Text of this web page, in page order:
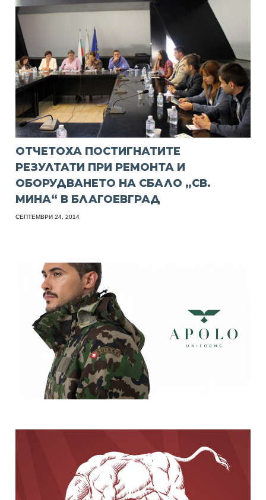
ОТЧЕТОХА ПОСТИГНАТИТЕ
РЕЗУЛТАТИ ПРИ РЕМОНТА И
ОБОРУДВАНЕТО НА СБАЛО „СВ.
МИНА“ В БЛАГОЕВГРАД
СЕПТЕМВРИ 24, 2014